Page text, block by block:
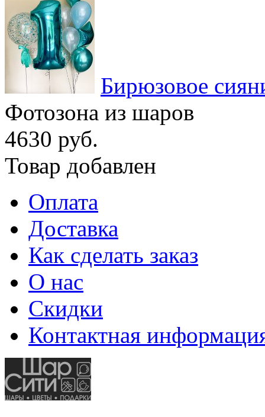
Бирюзовое
Фотозона из шаров
4630 руб.
Товар добавлен
Оплата
Доставка
Как сделать заказ
О нас
Скидки
Контактная